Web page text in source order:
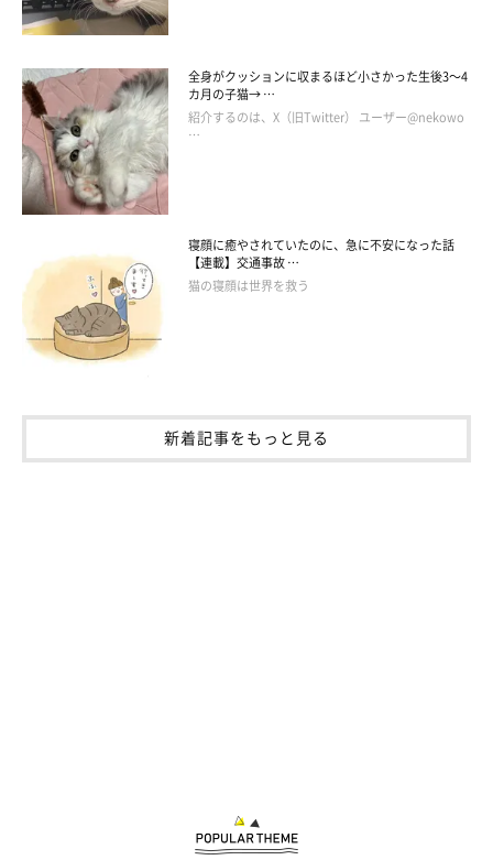
全身がクッションに収まるほど小さかった生後3～4
カ月の子猫→ …
紹介するのは、X（旧Twitter） ユーザー@nekowo
…
寝顔に癒やされていたのに、急に不安になった話
【連載】交通事故 …
猫の寝顔は世界を救う
新着記事をもっと見る